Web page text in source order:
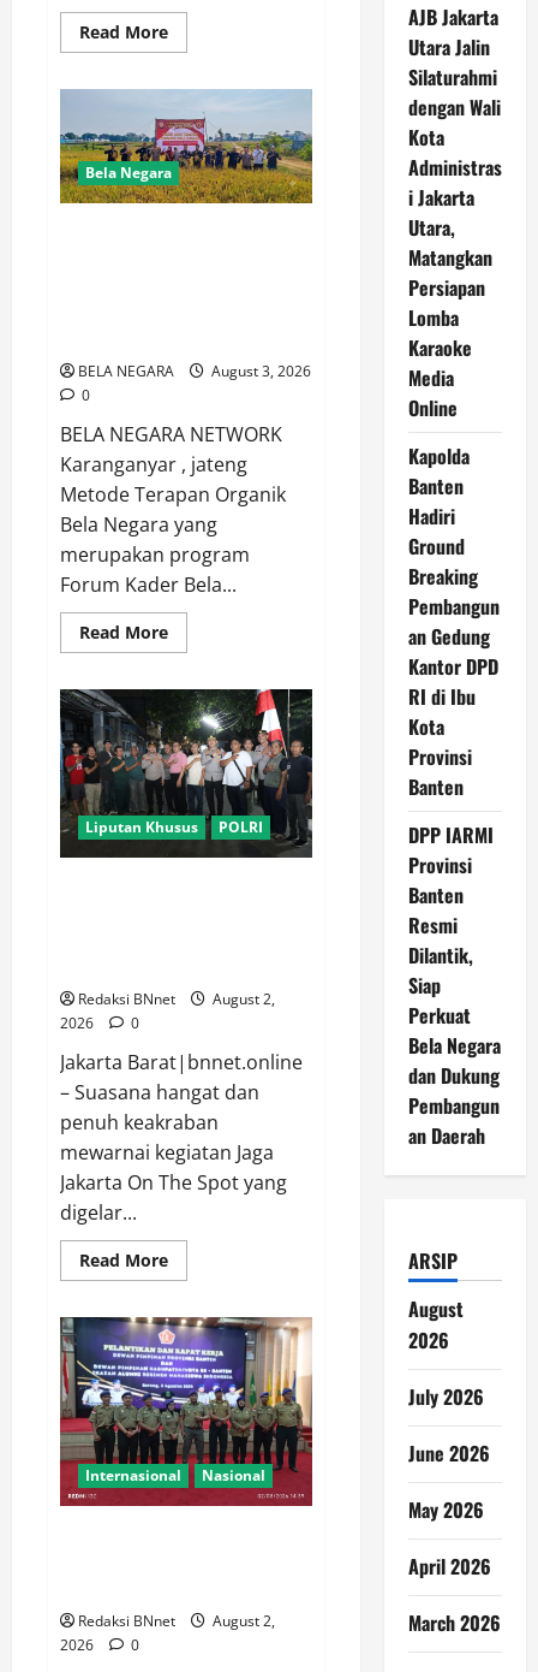
Read MoreRead
more
Jakarta
Barat
Tinjau
SPPG
dan
Panen
Bela Negara
BELA NEGARA
August 3, 2026
0
BELA NEGARA NETWORK
Karanganyar , jateng
Metode Terapan Organik
Bela Negara yang
merupakan program
Forum Kader Bela...
Read MoreRead
more
Panen
Terapan
Organik
Bela
Negara
Demplot
di
Kelurahan
Bejen
Liputan Khusus POLRI
Redaksi BNnet
August 2,
2026
0
Jakarta Barat|bnnet.online
– Suasana hangat dan
penuh keakraban
mewarnai kegiatan Jaga
Jakarta On The Spot yang
digelar...
Read MoreRead
more
Metro
Jakarta
Barat
Ajak
Warga
Hidupkan
Siskamling
dalam
Dialog
Jaga
Jakarta
On
Internasional Nasional
Redaksi BNnet
August 2,
2026
0
AJB Jakarta
Utara Jalin
Silaturahmi
dengan Wali
Kota
Administras
i Jakarta
Utara,
Matangkan
Persiapan
Lomba
Karaoke
Media
Online
Kapolda
Banten
Hadiri
Ground
Breaking
Pembangun
an Gedung
Kantor DPD
RI di Ibu
Kota
Provinsi
Banten
DPP IARMI
Provinsi
Banten
Resmi
Dilantik,
Siap
Perkuat
Bela Negara
dan Dukung
Pembangun
an Daerah
ARSIP
August
2026
July 2026
June 2026
May 2026
April 2026
March 2026